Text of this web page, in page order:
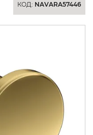
КОД: NAVARA57446